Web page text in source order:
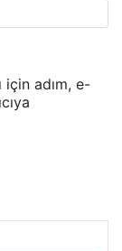
için adım, e-